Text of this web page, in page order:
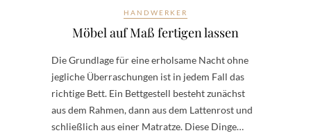
HANDWERKER
Möbel auf Maß fertigen lassen
Die Grundlage für eine erholsame Nacht ohne
jegliche Überraschungen ist in jedem Fall das
richtige Bett. Ein Bettgestell besteht zunächst
aus dem Rahmen, dann aus dem Lattenrost und
schließlich aus einer Matratze. Diese Dinge…